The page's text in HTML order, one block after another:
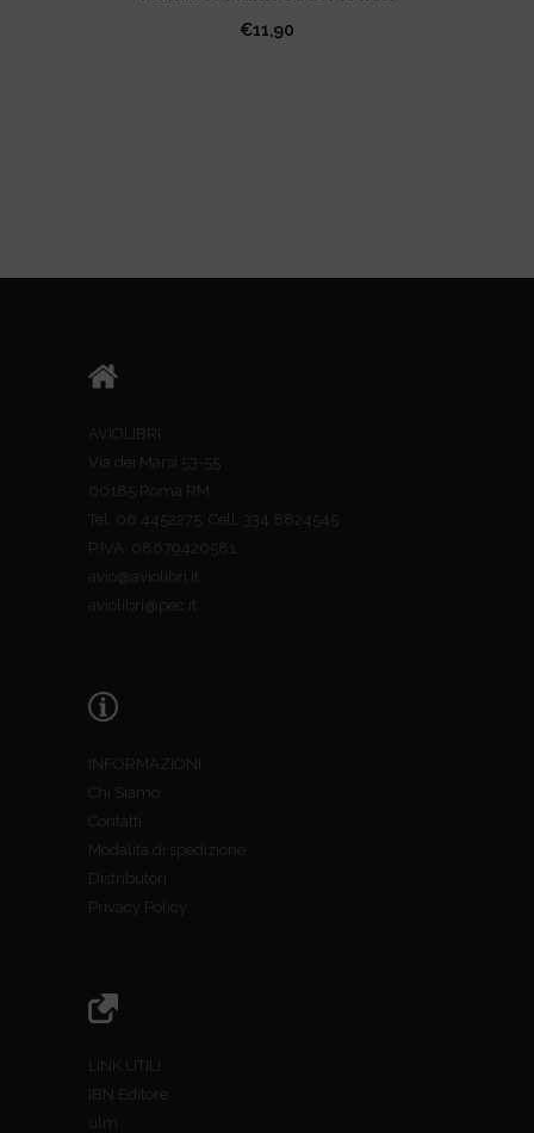
€11,90
AVIOLIBRI
Via dei Marsi 53-55
00185 Roma RM
Tel. 06.4452275; Cell. 334.8824545
P.IVA: 08679420581
avio@aviolibri.it
aviolibri@pec.it
INFORMAZIONI
Chi Siamo
Contatti
Modalità di spedizione
Distributori
Privacy Policy
LINK UTILI
IBN Editore
ulm